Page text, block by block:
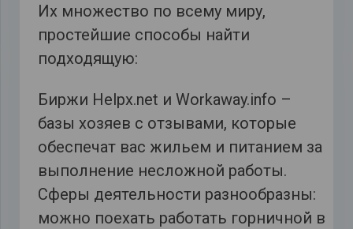
Их множество по всему миру,
простейшие способы найти
подходящую:
Биржи Helpx.net и Workaway.info –
базы хозяев с отзывами, которые
обеспечат вас жильем и питанием за
выполнение несложной работы.
Сферы деятельности разнообразны:
можно поехать работать горничной в